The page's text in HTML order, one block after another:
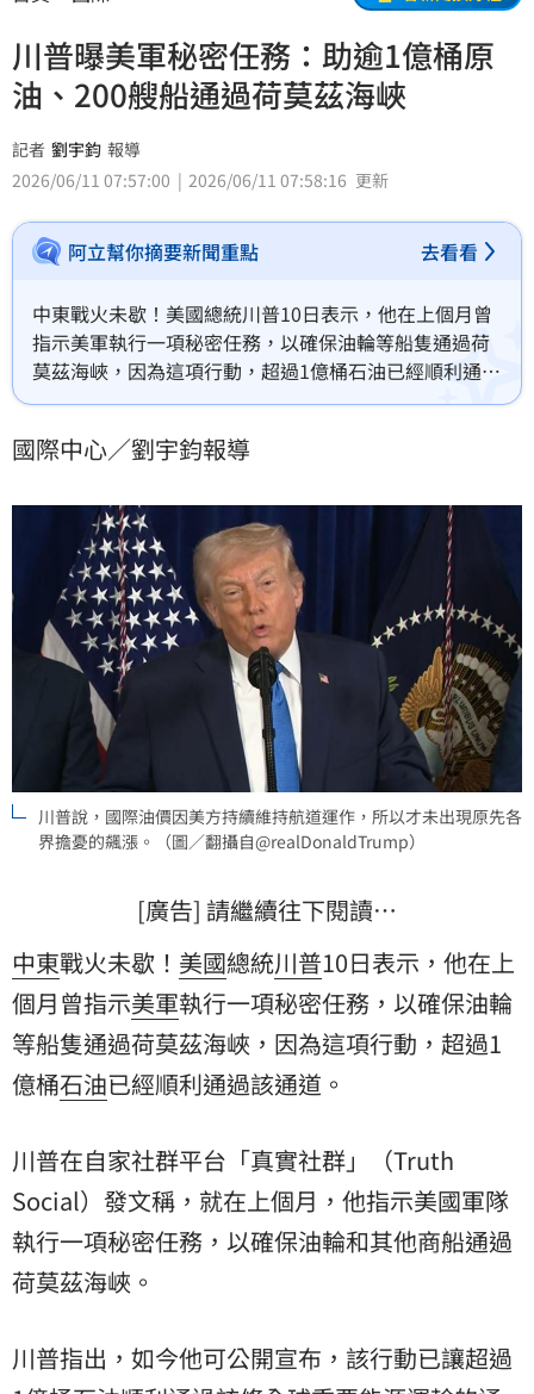
川普曝美軍秘密任務：助逾1億桶原
油、200艘船通過荷莫茲海峽
記者 劉宇鈞 報導
2026/06/11 07:57:00
2026/06/11 07:58:16 更新
阿立幫你摘要新聞重點 去看看
中東戰火未歇！美國總統川普10日表示，他在上個月曾
指示美軍執行一項秘密任務，以確保油輪等船隻通過荷
莫茲海峽，因為這項行動，超過1億桶石油已經順利通過
該通道。
國際中心／劉宇鈞報導
川普說，國際油價因美方持續維持航道運作，所以才未出現原先各
界擔憂的飆漲。（圖／翻攝自@realDonaldTrump）
[廣告] 請繼續往下閱讀…
中東戰火未歇！ 美國總統川普10日表示，他在上
個月曾指示美軍執行一項秘密任務，以確保油輪
等船隻通過荷莫茲海峽，因為這項行動，超過1
億桶石油已經順利通過該通道。
川普在自家社群平台「真實社群」（Truth
Social）發文稱，就在上個月，他指示美國軍隊
執行一項秘密任務，以確保油輪和其他商船通過
荷莫茲海峽。
川普指出，如今他可公開宣布，該行動已讓超過